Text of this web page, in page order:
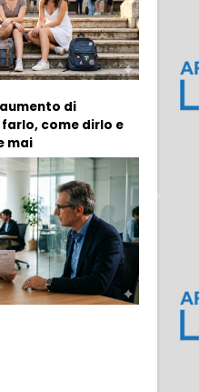
di
come dirlo e
mai